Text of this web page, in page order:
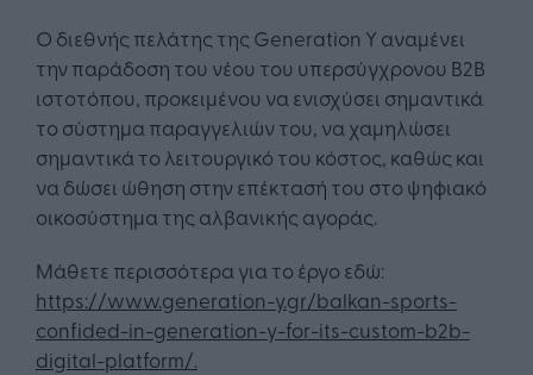
Ο διεθνής πελάτης της Generation Y αναμένει
την παράδοση του νέου του υπερσύγχρονου B2B
ιστοτόπου, προκειμένου να ενισχύσει σημαντικά
το σύστημα παραγγελιών του, να χαμηλώσει
σημαντικά το λειτουργικό του κόστος, καθώς και
να δώσει ώθηση στην επέκτασή του στο ψηφιακό
οικοσύστημα της αλβανικής αγοράς.
Μάθετε περισσότερα για το έργο εδώ:
https://www.generation-y.gr/balkan-sports-
confided-in-generation-y-for-its-custom-b2b-
digital-platform/.